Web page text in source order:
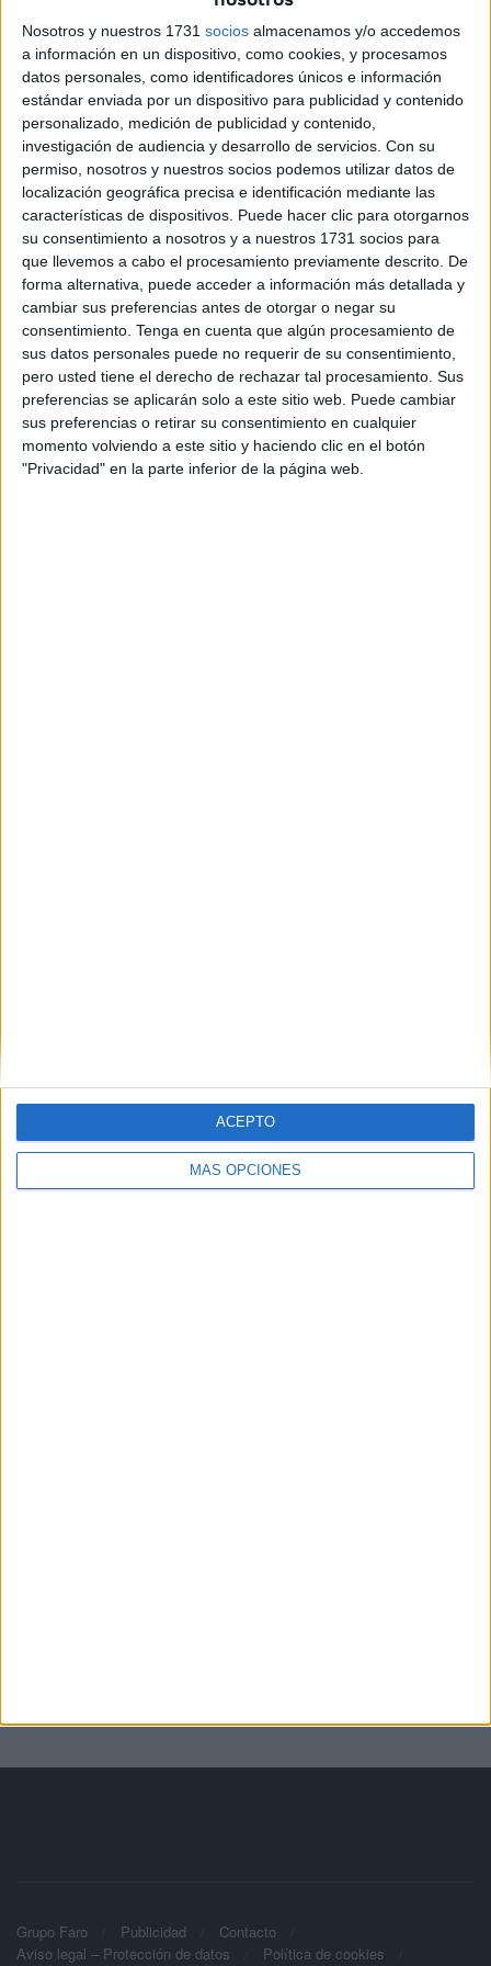
Nosotros y nuestros 1731 socios almacenamos y/o accedemos
a información en un dispositivo, como cookies, y procesamos
datos personales, como identificadores únicos e información
estándar enviada por un dispositivo para publicidad y contenido
personalizado, medición de publicidad y contenido,
investigación de audiencia y desarrollo de servicios. Con su
permiso, nosotros y nuestros socios podemos utilizar datos de
localización geográfica precisa e identificación mediante las
características de dispositivos. Puede hacer clic para otorgarnos
su consentimiento a nosotros y a nuestros 1731 socios para
que llevemos a cabo el procesamiento previamente descrito. De
forma alternativa, puede acceder a información más detallada y
cambiar sus preferencias antes de otorgar o negar su
consentimiento. Tenga en cuenta que algún procesamiento de
sus datos personales puede no requerir de su consentimiento,
pero usted tiene el derecho de rechazar tal procesamiento. Sus
preferencias se aplicarán solo a este sitio web. Puede cambiar
sus preferencias o retirar su consentimiento en cualquier
momento volviendo a este sitio y haciendo clic en el botón
"Privacidad" en la parte inferior de la página web.
MÁS OPCIONES
ACEPTO
Ambiente y portavoz del equipo de gobierno, Yolanda Bel,
señalando que la situación se está haciendo algo
insoportable pone sobre el tapete una regulación de un
derecho que, por supuesto, está recogido en nuestra
Constitución, pero que por mor de repetirse también debe
tenerse en cuenta que la libertad de cada uno finaliza
cuando comienza la libertad del vecino. Y el tráfico, ya
insoportable con las numerosas obras, se agrava a una
hora clave y en un nudo gordiano como es la Plaza de la
Constitución. Los comerciantes de la zona peatonal
también se quejan. Bien es cierto es que cediendo todos
un poco, el derecho de unos no debe entorpecer los
derechos de los demás.
RelatedPosts
Grupo Faro Publicidad
Contacto
Aviso legal – Protección de datos
Política de cookies